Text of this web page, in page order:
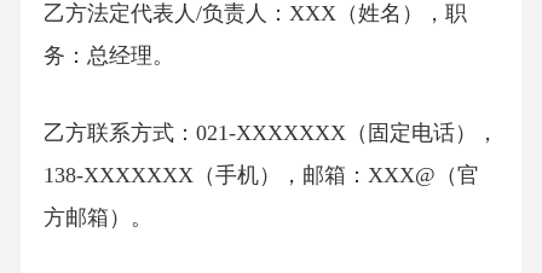
乙方法定代表人/负责人：XXX（姓名），职
务：总经理。
乙方联系方式：021-XXXXXXX（固定电话），
138-XXXXXXX（手机），邮箱：XXX@（官
方邮箱）。